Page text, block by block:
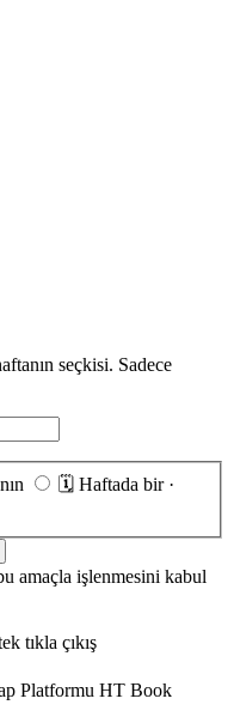
seçkisi. Sadece
🗓 Haftada bir ·
amaçla işlenmesini kabul
tıkla çıkış
Platformu HT Book